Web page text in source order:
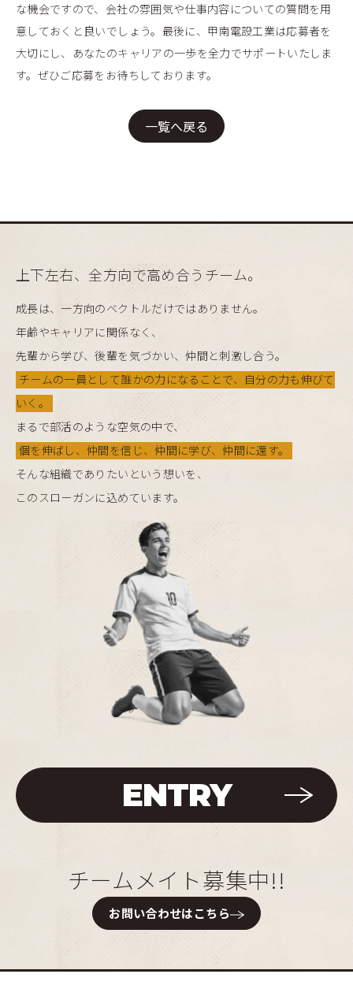
な機会ですので、会社の雰囲気や仕事内容についての質問を用
意しておくと良いでしょう。最後に、甲南電設工業は応募者を
大切にし、あなたのキャリアの一歩を全力でサポートいたしま
す。ぜひご応募をお待ちしております。
一覧へ戻る
上下左右、全方向で高め合うチーム。
成長は、一方向のベクトルだけではありません。
年齢やキャリアに関係なく、
先輩から学び、後輩を気づかい、仲間と刺激し合う。
チームの一員として誰かの力になることで、自分の力も伸びて
いく。
まるで部活のような空気の中で、
個を伸ばし、仲間を信じ、仲間に学び、仲間に還す。
そんな組織でありたいという想いを、
このスローガンに込めています。
ENTRY
チームメイト募集中!!
お問い合わせはこちら